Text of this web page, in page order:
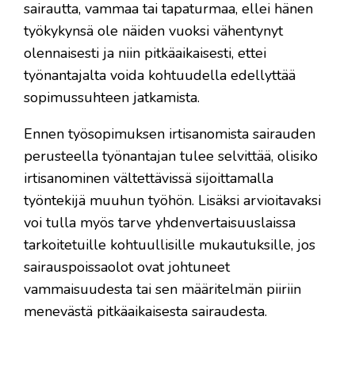
sairautta, vammaa tai tapaturmaa, ellei hänen
työkykynsä ole näiden vuoksi vähentynyt
olennaisesti ja niin pitkäaikaisesti, ettei
työnantajalta voida kohtuudella edellyttää
sopimussuhteen jatkamista.
Ennen työsopimuksen irtisanomista sairauden
perusteella työnantajan tulee selvittää, olisiko
irtisanominen vältettävissä sijoittamalla
työntekijä muuhun työhön. Lisäksi arvioitavaksi
voi tulla myös tarve yhdenvertaisuuslaissa
tarkoitetuille kohtuullisille mukautuksille, jos
sairauspoissaolot ovat johtuneet
vammaisuudesta tai sen määritelmän piiriin
menevästä ­pitkäaikaisesta sairaudesta.